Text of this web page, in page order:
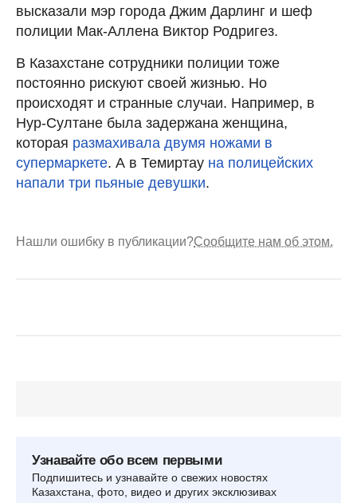
высказали мэр города Джим Дарлинг и шеф
полиции Мак-Аллена Виктор Родригез.
В Казахстане сотрудники полиции тоже
постоянно рискуют своей жизнью. Но
происходят и странные случаи. Например, в
Нур-Султане была задержана женщина,
которая размахивала двумя ножами в
супермаркете. А в Темиртау на полицейских
напали три пьяные девушки.
Нашли ошибку в публикации?Сообщите нам об этом.
Узнавайте обо всем первыми
Подпишитесь и узнавайте о свежих новостях
Казахстана, фото, видео и других эксклюзивах